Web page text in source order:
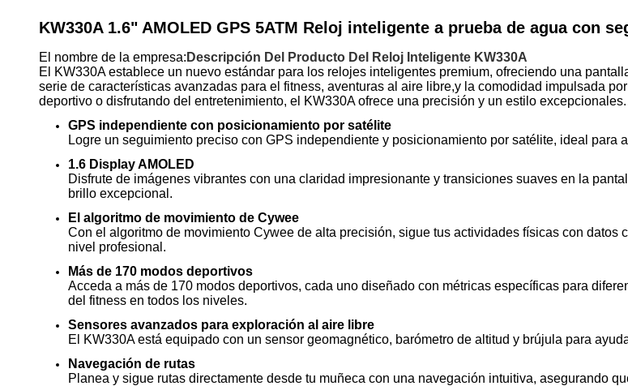
KW330A 1.6" AMOLED GPS 5ATM Reloj inteligente a prueba de agua con
El nombre de la empresa: Descripción Del Producto Del Reloj Inteligente KW330A
El KW330A establece un nuevo estándar para los relojes inteligentes premium, ofreciendo una
serie de características avanzadas para el fitness, aventuras al aire libre,y la comodidad impulsada
deportivo o disfrutando del entretenimiento, el KW330A ofrece una precisión y un estilo excepcionales.
GPS independiente con posicionamiento por satélite
Logre un seguimiento preciso con GPS independiente y posicionamiento por satélite, ideal para
1.6 Display AMOLED
Disfrute de imágenes vibrantes con una claridad impresionante y transiciones suaves en la
brillo excepcional.
El algoritmo de movimiento de Cywee
Con el algoritmo de movimiento Cywee de alta precisión, sigue tus actividades físicas con
nivel profesional.
Más de 170 modos deportivos
Acceda a más de 170 modos deportivos, cada uno diseñado con métricas específicas para
del fitness en todos los niveles.
Sensores avanzados para exploración al aire libre
El KW330A está equipado con un sensor geomagnético, barómetro de altitud y brújula para
Navegación de rutas
Planea y sigue rutas directamente desde tu muñeca con una navegación intuitiva, asegurando